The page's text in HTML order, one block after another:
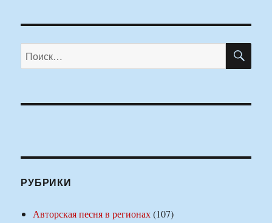
Искать:
РУБРИКИ
Авторская песня в регионах(107)